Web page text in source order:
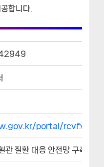
합니다.
portal/
관 질환 대응 안전망 구축